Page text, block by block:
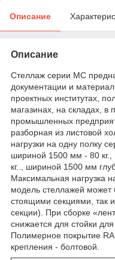
Описание
Описание
Стеллаж серии МС
документации и
проектных институтах,
магазинах, на складах,
промышленных
разборная из листовой
нагрузки на одну полку
шириной 1500 мм - 80
кг.., шириной 1500 мм
Максимальная нагрузка
модель стеллажей может
стоящими секциями, так
секции). При сборке
снижается для стойки
Полимерное покрытие
крепления - болтовой.